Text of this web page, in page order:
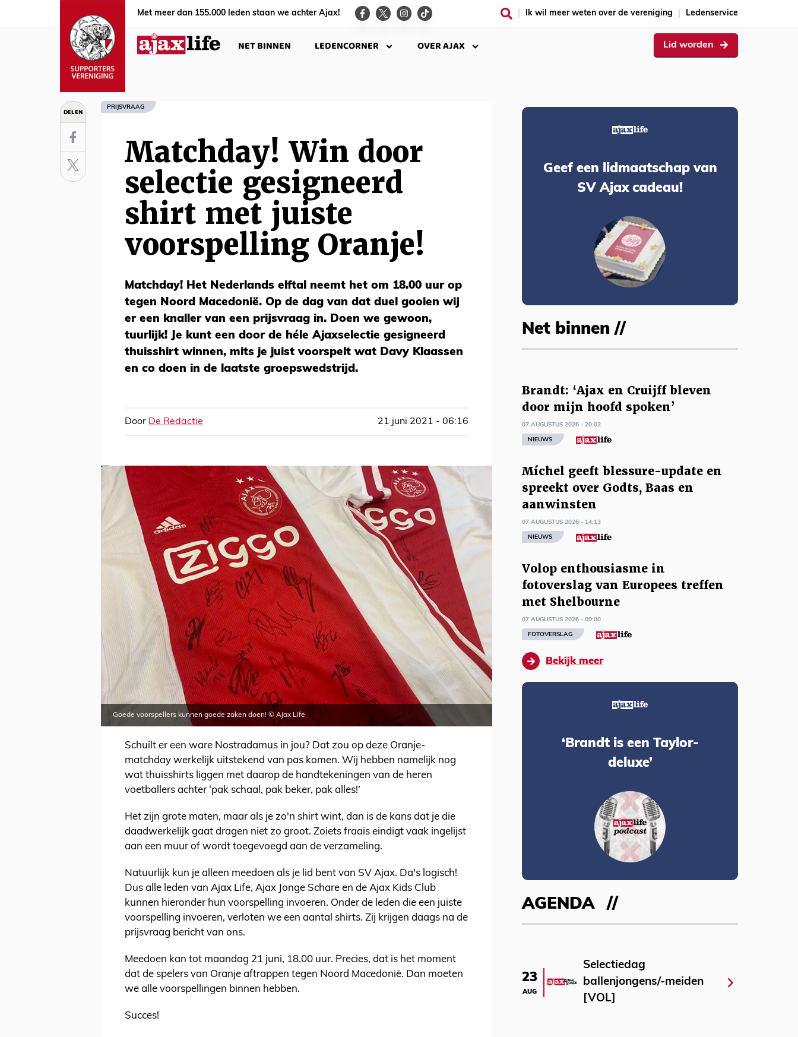
Met meer dan 155.000 leden staan we achter Ajax! Ik wil meer weten over de vereniging Ledenservice
NET BINNEN LEDENCORNER OVER AJAX Lid worden
DELEN PRIJSVRAAG
Matchday! Win door
selectie gesigneerd
shirt met juiste
voorspelling Oranje!
Matchday! Het Nederlands elftal neemt het om 18.00 uur op
tegen Noord Macedonië. Op de dag van dat duel gooien wij
er een knaller van een prijsvraag in. Doen we gewoon,
tuurlijk! Je kunt een door de héle Ajaxselectie gesigneerd
thuisshirt winnen, mits je juist voorspelt wat Davy Klaassen
en co doen in de laatste groepswedstrijd.
Door De Redactie 21 juni 2021 - 06:16
Goede voorspellers kunnen goede zaken doen! © Ajax Life
Schuilt er een ware Nostradamus in jou? Dat zou op deze Oranje-
matchday werkelijk uitstekend van pas komen. Wij hebben namelijk nog
wat thuisshirts liggen met daarop de handtekeningen van de heren
voetballers achter ‘pak schaal, pak beker, pak alles!’
Het zijn grote maten, maar als je zo'n shirt wint, dan is de kans dat je die
daadwerkelijk gaat dragen niet zo groot. Zoiets fraais eindigt vaak ingelijst
aan een muur of wordt toegevoegd aan de verzameling.
Natuurlijk kun je alleen meedoen als je lid bent van SV Ajax. Da's logisch!
Dus alle leden van Ajax Life, Ajax Jonge Schare en de Ajax Kids Club
kunnen hieronder hun voorspelling invoeren. Onder de leden die een juiste
voorspelling invoeren, verloten we een aantal shirts. Zij krijgen daags na de
prijsvraag bericht van ons.
Meedoen kan tot maandag 21 juni, 18.00 uur. Precies, dat is het moment
dat de spelers van Oranje aftrappen tegen Noord Macedonië. Dan moeten
we alle voorspellingen binnen hebben.
Succes!
Geef een lidmaatschap van
SV Ajax cadeau!
Net binnen //
Brandt: ‘Ajax en Cruijff bleven
door mijn hoofd spoken’
07 AUGUSTUS 2026 - 20:02
NIEUWS
Míchel geeft blessure-update en
spreekt over Godts, Baas en
aanwinsten
07 AUGUSTUS 2026 - 14:13
NIEUWS
Volop enthousiasme in
fotoverslag van Europees treffen
met Shelbourne
07 AUGUSTUS 2026 - 09:00
FOTOVERSLAG
Bekijk meer
‘Brandt is een Taylor-
deluxe’
AGENDA
23
AUG
Selectiedag
ballenjongens/-meiden
[VOL]